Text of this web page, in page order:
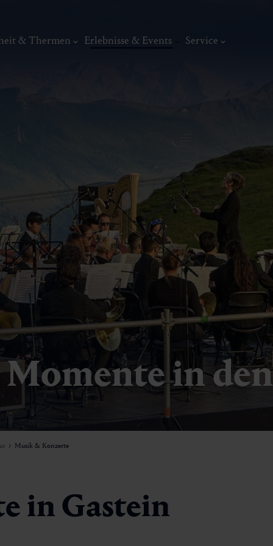
& Thermen Erlebnisse & Events
Traditionelle Feste
Kunst
Service
Wellness & Entspannung
Kunst,
in
Musik & Konzerte
in Gastein